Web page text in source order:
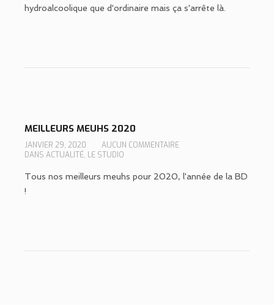
hydroalcoolique que d'ordinaire mais ça s'arrête là.
MEILLEURS MEUHS 2020
JANVIER 29, 2020
AUCUN COMMENTAIRE
DANS ACTUALITÉ, LE STUDIO
Tous nos meilleurs meuhs pour 2020, l'année de la BD
!